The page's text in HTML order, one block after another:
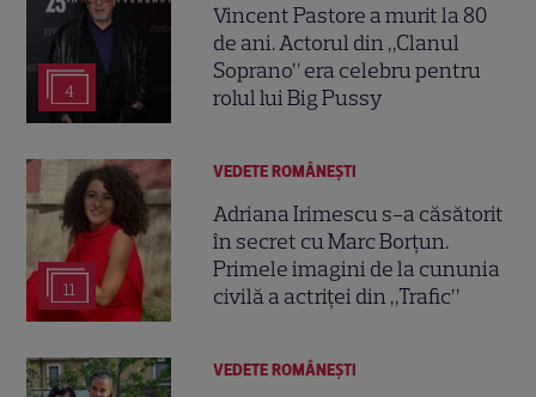
4
Vincent Pastore a murit la 80
de ani. Actorul din „Clanul
Soprano” era celebru pentru
rolul lui Big Pussy
11
VEDETE ROMÂNEŞTI
Adriana Irimescu s-a căsătorit
în secret cu Marc Borțun.
Primele imagini de la cununia
civilă a actriței din „Trafic”
VEDETE ROMÂNEŞTI